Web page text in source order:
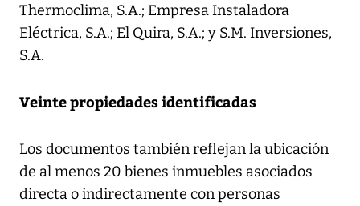
Thermoclima, S.A.; Empresa Instaladora
Eléctrica, S.A.; El Quira, S.A.; y S.M. Inversiones,
S.A.
Veinte propiedades identificadas
Los documentos también reflejan la ubicación
de al menos 20 bienes inmuebles asociados
directa o indirectamente con personas